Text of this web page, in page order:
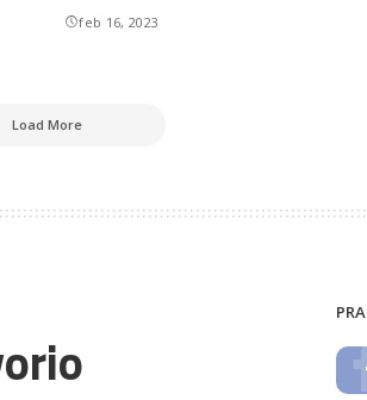
feb 16, 2023
Load More